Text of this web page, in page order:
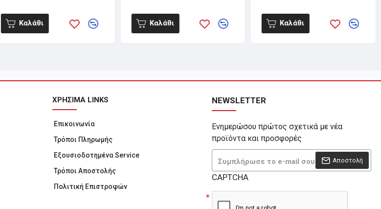
Καλάθι Καλάθι Καλάθι
ΧΡΗΣΙΜΑ LINKS
Επικοινωνία
Τρόποι Πληρωμής
Εξουσιοδοτημένα Service
Τρόποι Αποστολής
Πολιτική Επιστροφών
NEWSLETTER
Ενημερώσου πρώτος σχετικά με νέα
προϊόντα και προσφορές
Αποστολή
CAPTCHA